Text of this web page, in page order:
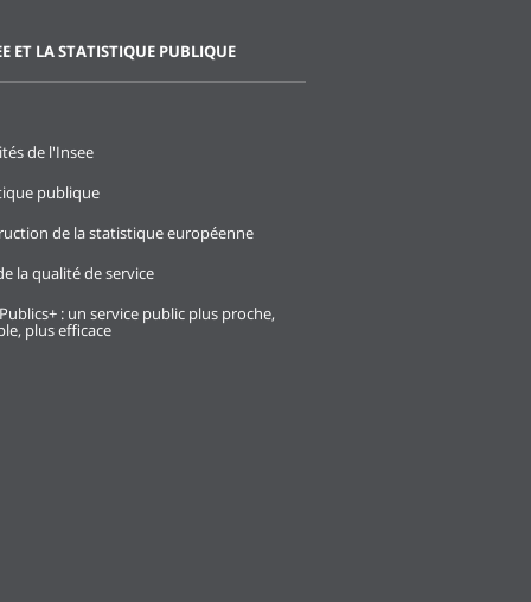
ET LA STATISTIQUE PUBLIQUE
de l'Insee
publique
de la statistique européenne
la qualité de service
: un service public plus proche,
plus efficace